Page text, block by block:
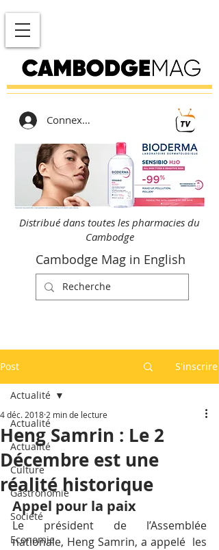
Connexion
Distribué dans toutes les pharmacies du
Cambodge
Cambodge Mag in English
Post S'inscrire
Actualité
Actualité
Culture
Gastronomie
Société
Economie
Actualité
Heng Samrin : Le 2
Décembre est une
réalité historique
4 déc. 2018 2 min de lecture
Appel pour la paix
Le président de l’Assemblée
nationale, Heng Samrin, a appelé  les